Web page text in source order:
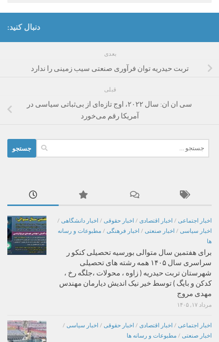
دنبال کنید:
بعدی
تربت حیدریه توان فرآوری صنعتی سیب زمینی را ندارد
قبلی
سی ان ان: سال ۲۰۲۲، اوج تازه‌ای از بی‌ثباتی سیاسی در
آمریکا رقم می‌خورد
برای:
اخبار اجتماعی / اخبار اقتصادی / اخبار حقوقی / اخبار دانشگاهی /
اخبار سیاسی / اخبار صنعتی / اخبار فرهنگی / مطبوعات و رسانه
ها
برای هفتمین سال متوالی بورسیه تحصیلی کنکو ر
سراسری سال ۱۴۰۵ همه رشته های تحصیلی
شهرستان تربت حیدریه ( زاوه ، محولات ،جلگه رخ ،
کدکن و بایگ ) توسط خیر نیک اندیش دیارمان مهندس
مهدی مروج
مرداد ۱۷, ۱۴۰۵
اخبار اجتماعی / اخبار اقتصادی / اخبار حقوقی / اخبار سیاسی /
اخبار صنعتی / مطبوعات و رسانه ها